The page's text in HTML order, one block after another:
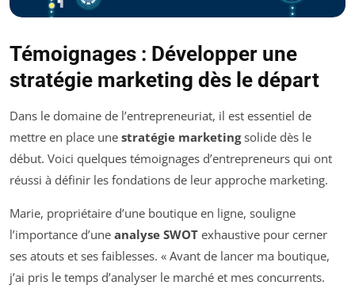
Témoignages : Développer une
stratégie marketing dès le départ
Dans le domaine de l’entrepreneuriat, il est essentiel de
mettre en place une stratégie marketingsolide dès le
début. Voici quelques témoignages d’entrepreneurs qui ont
réussi à définir les fondations de leur approche marketing.
Marie, propriétaire d’une boutique en ligne, souligne
l’importance d’une analyse SWOT exhaustive pour cerner
ses atouts et ses faiblesses. « Avant de lancer ma boutique,
j’ai pris le temps d’analyser le marché et mes concurrents.